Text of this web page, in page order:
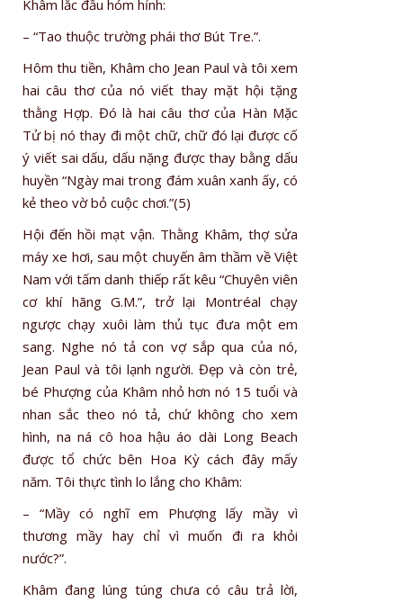
Khâm lắc đầu hóm hỉnh:
– “Tao thuộc trường phái thơ Bút Tre.”.
Hôm thu tiền, Khâm cho Jean Paul và tôi xem
hai câu thơ của nó viết thay mặt hội tặng
thằng Hợp. Đó là hai câu thơ của Hàn Mặc
Tử bị nó thay đi một chữ, chữ đó lại được cố
ý viết sai dấu, dấu nặng được thay bằng dấu
huyền “Ngày mai trong đám xuân xanh ấy, có
kẻ theo vờ bỏ cuộc chơi.”(5)
Hội đến hồi mạt vận. Thằng Khâm, thợ sửa
máy xe hơi, sau một chuyến âm thầm về Việt
Nam với tấm danh thiếp rất kêu “Chuyên viên
cơ khí hãng G.M.”, trở lại Montréal chạy
ngược chạy xuôi làm thủ tục đưa một em
sang. Nghe nó tả con vợ sắp qua của nó,
Jean Paul và tôi lạnh người. Đẹp và còn trẻ,
bé Phượng của Khâm nhỏ hơn nó 15 tuổi và
nhan sắc theo nó tả, chứ không cho xem
hình, na ná cô hoa hậu áo dài Long Beach
được tổ chức bên Hoa Kỳ cách đây mấy
năm. Tôi thực tình lo lắng cho Khâm:
– “Mầy có nghĩ em Phượng lấy mầy vì
thương mầy hay chỉ vì muốn đi ra khỏi
nước?”.
Khâm đang lúng túng chưa có câu trả lời,